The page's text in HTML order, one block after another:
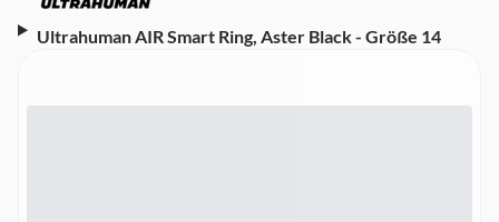
Ultrahuman AIR Smart Ring, Aster Black - Größe 14